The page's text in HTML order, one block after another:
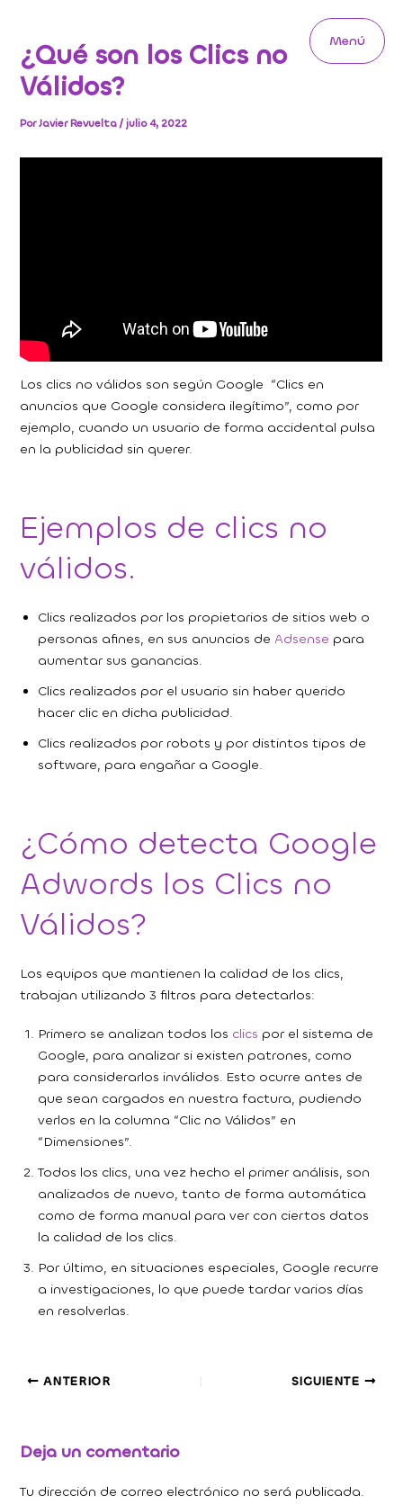
contenido
Main
Menú
¿Qué son los Clics no
Válidos?
PorJavier Revuelta/julio 4, 2022
Los clics no válidos son según Google “Clics en
anuncios que Google considera ilegítimo”, como por
ejemplo, cuando un usuario de forma accidental pulsa
en la publicidad sin querer.
Ejemplos de clics no
válidos.
Clics realizados por los propietarios de sitios web o
personas afines, en sus anuncios deAdsense para
aumentar sus ganancias.
Clics realizados por el usuario sin haber querido
hacer clic en dicha publicidad.
Clics realizados por robots y por distintos tipos de
software, para engañar a Google.
¿Cómo detecta Google
Adwords los Clics no
Válidos?
Los equipos que mantienen la calidad de los clics,
trabajan utilizando 3 filtros para detectarlos:
Primero se analizan todos los clics por el sistema de
Google, para analizar si existen patrones, como
para considerarlos inválidos. Esto ocurre antes de
que sean cargados en nuestra factura, pudiendo
verlos en la columna “Clic no Válidos” en
“Dimensiones”.
Todos los clics, una vez hecho el primer análisis, son
analizados de nuevo, tanto de forma automática
como de forma manual para ver con ciertos datos
la calidad de los clics.
Por último, en situaciones especiales, Google recurre
a investigaciones, lo que puede tardar varios días
en resolverlas.
ANTERIOR SIGUIENTE
Deja un comentario
Tu dirección de correo electrónico no será publicada.